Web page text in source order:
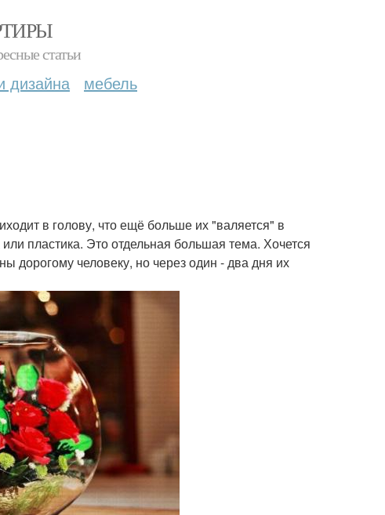
статьи
дизайна мебель
в голову, что ещё больше их "валяется" в
пластика. Это отдельная большая тема. Хочется
дорогому человеку, но через один - два дня их